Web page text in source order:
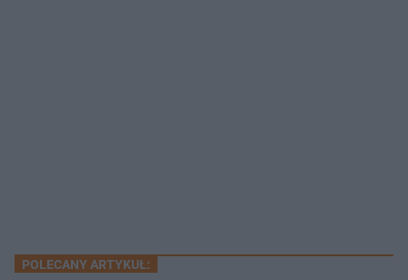
POLECANY ARTYKUŁ: